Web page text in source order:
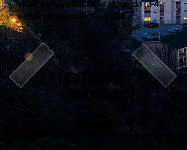
video personalizado de recuerdo (3-4
semanas después del viaje)
contacto &
reservación